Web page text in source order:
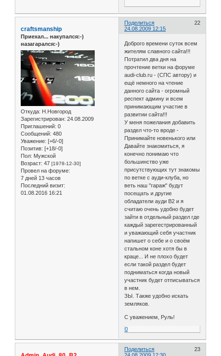
Поделиться
22
24.08.2009 12:15
craftsmanship
Приехал... накупался:-)
назагарался:-)
Откуда: Н.Новгород
Зарегистрирован: 24.08.2009
Приглашений: 0
Сообщений: 480
Уважение: [+6/-0]
Позитив: [+18/-0]
Пол: Мужской
Возраст: 47 [1978-12-30]
Провел на форуме:
7 дней 13 часов
Последний визит:
01.08.2016 16:21
Доброго времени суток всем
жителям славного сайта!!!
Потратил два дня на
прочтение ветки на форуме
audi-club.ru - (СПС автору) и
ещё немного на чтение
данного сайта - огромный
респект админу и всем
принимающим участие в
развитии сайта!!!
У меня пожелания добавить
раздел что-то вроде -
Принимайте новенького или
Давайте знакомиться, я
конечно понимаю что
большинство уже
присутствующих тут знакомы
по ветке с ауди-клуба, но
веть наш "гараж" будут
посещать и другие
обладатели ауди В2 и я
считаю очень удобно будет
зайти в отдельный раздел где
каждый зарегестрированный
и уважающий себя участник
напишет о себе и о своём
стальном коне хотя бы в
краце... И не плохо будет
если такой раздел будет
подниматься когда новый
участник будет отписываться
в нем.
ЗЫ. Также удобно искать
земляков.
С уважением, Руль!
0
Поделиться
23